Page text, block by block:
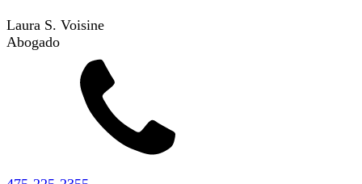
Laura S. Voisine
Abogado